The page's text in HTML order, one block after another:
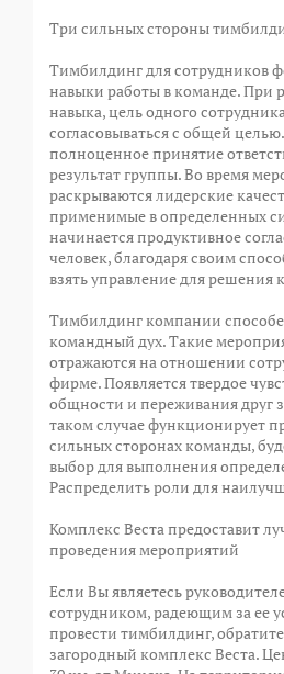
Три сильных стороны
Тимбилдинг для сотрудников
навыки работы в команде. При
навыка, цель одного
согласовываться с общей
полноценное принятие
результат группы. Во время
раскрываются лидерские
применимые в определенных
начинается продуктивное
человек, благодаря своим
взять управление для решения
Тимбилдинг компании
командный дух. Такие
отражаются на отношении
фирме. Появляется твердое
общности и переживания друг
таком случае функционирует
сильных сторонах команды,
выбор для выполнения
Распределить роли для
Комплекс Веста предоставит
проведения мероприятий
Если Вы являетесь
сотрудником, радеющим за ее
провести тимбилдинг,
загородный комплекс Веста.